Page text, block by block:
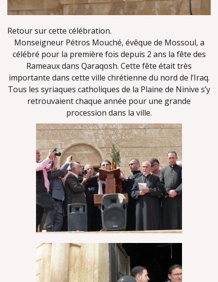
Retour sur cette célébration.
Monseigneur Pétros Mouché, évêque de Mossoul, a
célébré pour la première fois depuis 2 ans la fête des
Rameaux dans Qaraqosh. Cette fête était très
importante dans cette ville chrétienne du nord de l’Iraq.
Tous les syriaques catholiques de la Plaine de Ninive s’y
retrouvaient chaque année pour une grande
procession dans la ville.